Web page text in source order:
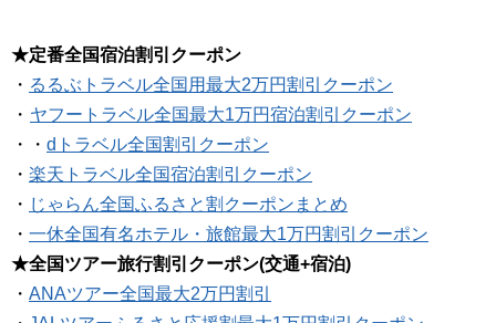
★定番全国宿泊割引クーポン
・ るるぶトラベル全国用最大2万円割引クーポン
・ ヤフートラベル全国最大1万円宿泊割引クーポン
・・ dトラベル全国割引クーポン
・ 楽天トラベル全国宿泊割引クーポン
・ じゃらん全国ふるさと割クーポンまとめ
・ 一休全国有名ホテル・旅館最大1万円割引クーポン
★全国ツアー旅行割引クーポン(交通+宿泊)
・ ANAツアー全国最大2万円割引